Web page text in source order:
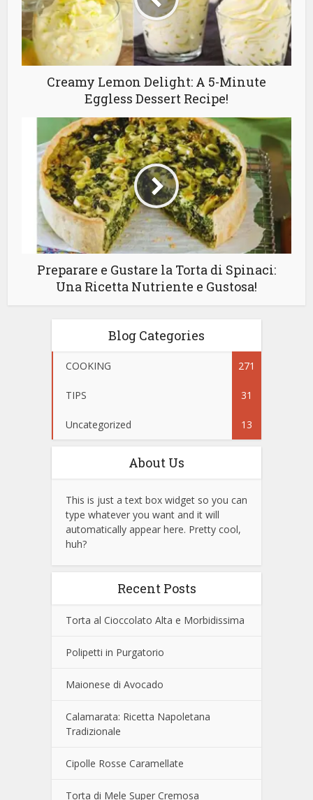
Creamy Lemon Delight: A 5-Minute
Eggless Dessert Recipe!
Preparare e Gustare la Torta di Spinaci:
Una Ricetta Nutriente e Gustosa!
Blog Categories
COOKING 271
TIPS 31
Uncategorized 13
About Us
This is just a text box widget so you can
type whatever you want and it will
automatically appear here. Pretty cool,
huh?
Recent Posts
Torta al Cioccolato Alta e Morbidissima
Polipetti in Purgatorio
Maionese di Avocado
Calamarata: Ricetta Napoletana
Tradizionale
Cipolle Rosse Caramellate
Torta di Mele Super Cremosa